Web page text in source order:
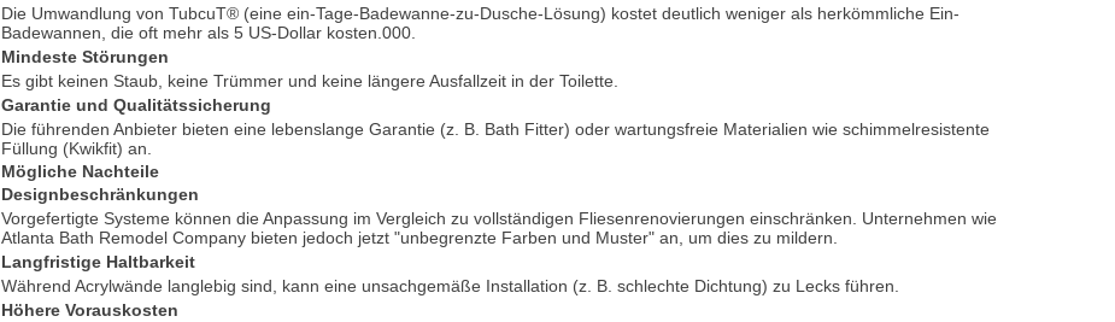
Die Umwandlung von TubcuT® (eine ein-Tage-Badewanne-zu-Dusche-Lösung) kostet deutlich weniger als herkömmliche Ein-
Badewannen, die oft mehr als 5 US-Dollar kosten.000.
Mindeste Störungen
Es gibt keinen Staub, keine Trümmer und keine längere Ausfallzeit in der Toilette.
Garantie und Qualitätssicherung
Die führenden Anbieter bieten eine lebenslange Garantie (z. B. Bath Fitter) oder wartungsfreie Materialien wie schimmelresistente
Füllung (Kwikfit) an.
Mögliche Nachteile
Designbeschränkungen
Vorgefertigte Systeme können die Anpassung im Vergleich zu vollständigen Fliesenrenovierungen einschränken. Unternehmen wie
Atlanta Bath Remodel Company bieten jedoch jetzt "unbegrenzte Farben und Muster" an, um dies zu mildern.
Langfristige Haltbarkeit
Während Acrylwände langlebig sind, kann eine unsachgemäße Installation (z. B. schlechte Dichtung) zu Lecks führen.
Höhere Vorauskosten